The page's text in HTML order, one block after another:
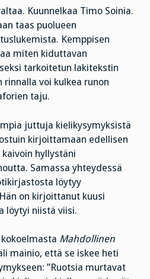
Kuunnelkaa Timo Soinia.
taas puolueen
Kemppisen
miten kiduttavan
tarkoitetun lakitekstin
voi kulkea runon
taju.
juttuja kielikysymyksistä
kirjoittamaan edellisen
hyllystäni
Samassa yhteydessä
löytyy
on kirjoittanut kuusi
löytyi niistä viisi.
Mahdollinen
mainio, että se iskee heti
”Ruotsia murtavat